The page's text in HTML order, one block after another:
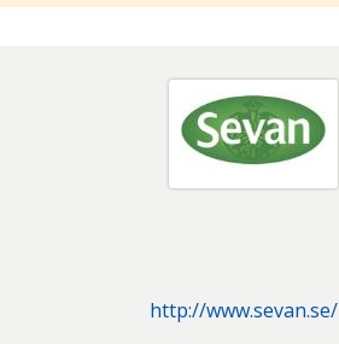
http://www.sevan.se/